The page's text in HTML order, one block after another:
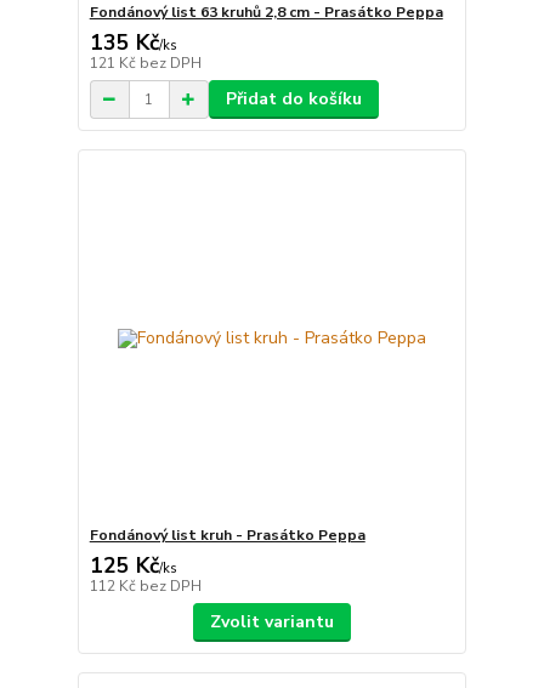
Fondánový list 63 kruhů 2,8 cm - Prasátko Peppa
135 Kč/ks
121 Kč bez DPH
Přidat do košíku
Fondánový list kruh - Prasátko Peppa
125 Kč/ks
112 Kč bez DPH
Zvolit variantu